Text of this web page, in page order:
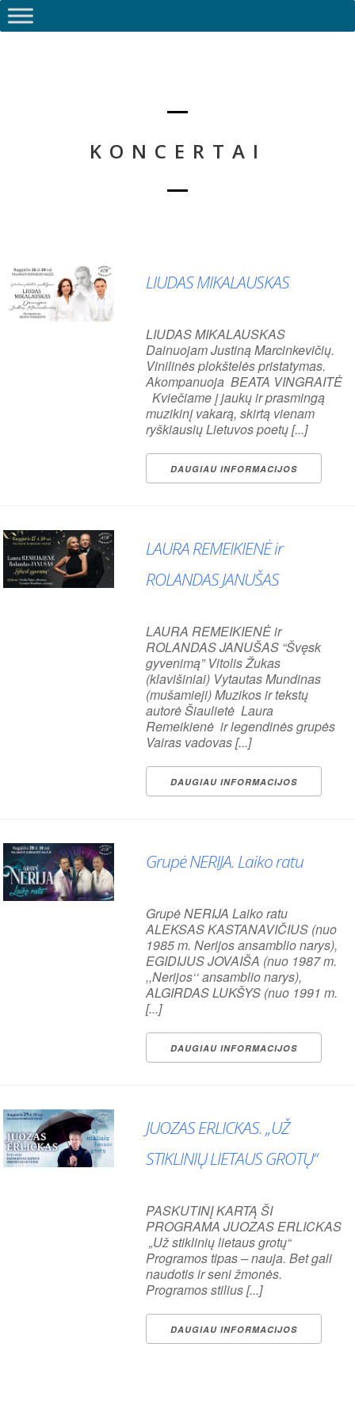
KONCERTAI
LIUDAS MIKALAUSKAS
Koncertai Visi
LIUDAS MIKALAUSKAS
Dainuojam Justiną Marcinkevičių.
Vinilinės plokštelės pristatymas.
Akompanuoja BEATA VINGRAITĖ
Kviečiame į jaukų ir prasmingą
muzikinį vakarą, skirtą vienam
ryškiausių Lietuvos poetų [...]
DAUGIAU INFORMACIJOS
LAURA REMEIKIENĖ ir
ROLANDAS JANUŠAS
Koncertai Visi
LAURA REMEIKIENĖ ir
ROLANDAS JANUŠAS “Švęsk
gyvenimą” Vitolis Žukas
(klavišiniai) Vytautas Mundinas
(mušamieji) Muzikos ir tekstų
autorė Šiaulietė Laura
Remeikienė ir legendinės grupės
Vairas vadovas [...]
DAUGIAU INFORMACIJOS
Grupė NERIJA. Laiko ratu
Koncertai Visi
Grupė NERIJA Laiko ratu
ALEKSAS KASTANAVIČIUS (nuo
1985 m. Nerijos ansamblio narys),
EGIDIJUS JOVAIŠA (nuo 1987 m.
,,Nerijos‘‘ ansamblio narys),
ALGIRDAS LUKŠYS (nuo 1991 m.
[...]
DAUGIAU INFORMACIJOS
JUOZAS ERLICKAS. „UŽ
STIKLINIŲ LIETAUS GROTŲ“
Koncertai Visi
PASKUTINĮ KARTĄ ŠI
PROGRAMA JUOZAS ERLICKAS
„Už stiklinių lietaus grotų“
Programos tipas – nauja. Bet gali
naudotis ir seni žmonės.
Programos stilius [...]
DAUGIAU INFORMACIJOS